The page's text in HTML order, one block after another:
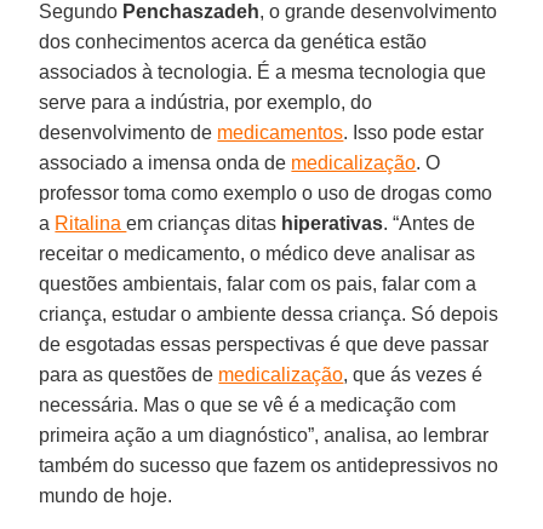
Segundo Penchaszadeh, o grande desenvolvimento
dos conhecimentos acerca da genética estão
associados à tecnologia. É a mesma tecnologia que
serve para a indústria, por exemplo, do
desenvolvimento de medicamentos. Isso pode estar
associado a imensa onda de medicalização. O
professor toma como exemplo o uso de drogas como
a Ritalinaem crianças ditas hiperativas. “Antes de
receitar o medicamento, o médico deve analisar as
questões ambientais, falar com os pais, falar com a
criança, estudar o ambiente dessa criança. Só depois
de esgotadas essas perspectivas é que deve passar
para as questões de medicalização, que ás vezes é
necessária. Mas o que se vê é a medicação com
primeira ação a um diagnóstico”, analisa, ao lembrar
também do sucesso que fazem os antidepressivos no
mundo de hoje.